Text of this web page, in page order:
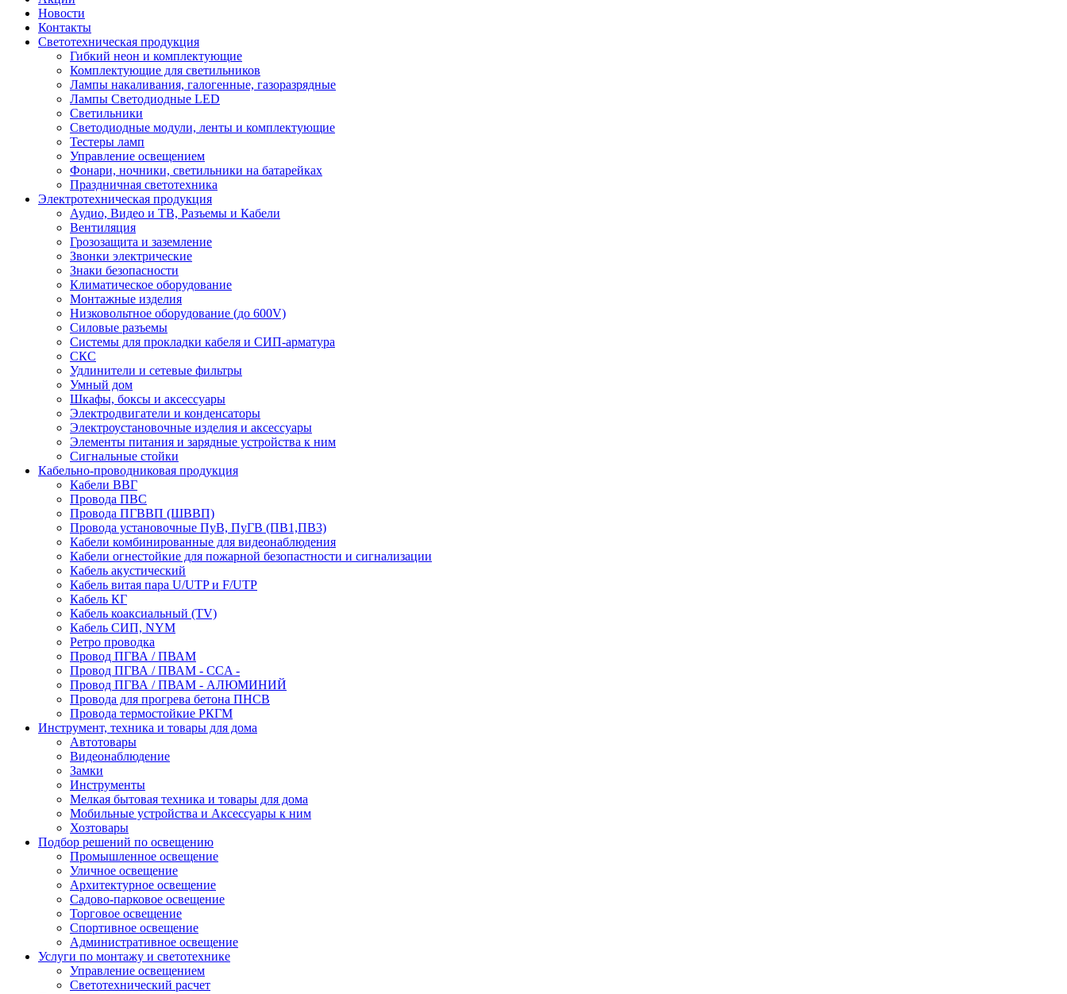
Новости
Контакты
Светотехническая продукция
Гибкий неон и комплектующие
Комплектующие для светильников
Лампы накаливания, галогенные, газоразрядные
Лампы Светодиодные LED
Светильники
Светодиодные модули, ленты и комплектующие
Тестеры ламп
Управление освещением
Фонари, ночники, светильники на батарейках
Праздничная светотехника
Электротехническая продукция
Аудио, Видео и ТВ, Разъемы и Кабели
Вентиляция
Грозозащита и заземление
Звонки электрические
Знаки безопасности
Климатическое оборудование
Монтажные изделия
Низковольтное оборудование (до 600V)
Силовые разъемы
Системы для прокладки кабеля и СИП-арматура
СКС
Удлинители и сетевые фильтры
Умный дом
Шкафы, боксы и аксессуары
Электродвигатели и конденсаторы
Электроустановочные изделия и аксессуары
Элементы питания и зарядные устройства к ним
Сигнальные стойки
Кабельно-проводниковая продукция
Кабели ВВГ
Провода ПВС
Провода ПГВВП (ШВВП)
Провода установочные ПуВ, ПуГВ (ПВ1,ПВ3)
Кабели комбинированные для видеонаблюдения
Кабели огнестойкие для пожарной безопастности и сигнализации
Кабель акустический
Кабель витая пара U/UTP и F/UTP
Кабель КГ
Кабель коаксиальный (TV)
Кабель СИП, NYM
Ретро проводка
Провод ПГВА / ПВАМ
Провод ПГВА / ПВАМ - CCA -
Провод ПГВА / ПВАМ - АЛЮМИНИЙ
Провода для прогрева бетона ПНСВ
Провода термостойкие РКГМ
Инструмент, техника и товары для дома
Автотовары
Видеонаблюдение
Замки
Инструменты
Мелкая бытовая техника и товары для дома
Мобильные устройства и Аксессуары к ним
Хозтовары
Подбор решений по освещению
Промышленное освещение
Уличное освещение
Архитектурное освещение
Садово-парковое освещение
Торговое освещение
Спортивное освещение
Административное освещение
Услуги по монтажу и светотехнике
Управление освещением
Светотехнический расчет